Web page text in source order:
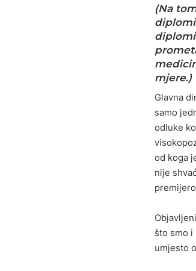
(Na
mjere.)
Glavna
samo
odluke
od koga
nije
što smo i
umjesto